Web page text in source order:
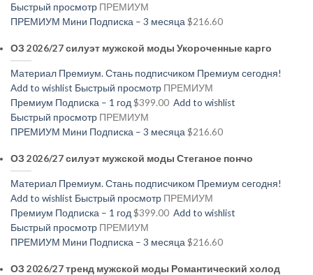
Быстрый просмотр ПРЕМИУМ
ПРЕМИУМ Мини Подписка – 3 месяца $216.60
ОЗ 2026/27 силуэт мужской моды Укороченные карго
Материал Премиум. Стань подписчиком Премиум сегодня!
Add to wishlist Быстрый просмотр ПРЕМИУМ
Премиум Подписка – 1 год $399.00 Add to wishlist
Быстрый просмотр ПРЕМИУМ
ПРЕМИУМ Мини Подписка – 3 месяца $216.60
ОЗ 2026/27 силуэт мужской моды Стеганое пончо
Материал Премиум. Стань подписчиком Премиум сегодня!
Add to wishlist Быстрый просмотр ПРЕМИУМ
Премиум Подписка – 1 год $399.00 Add to wishlist
Быстрый просмотр ПРЕМИУМ
ПРЕМИУМ Мини Подписка – 3 месяца $216.60
ОЗ 2026/27 тренд мужской моды Романтический холод